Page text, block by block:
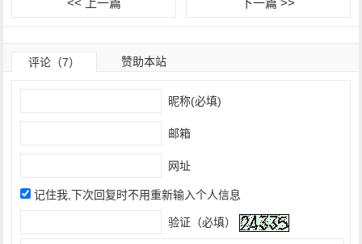
<< 上一篇 下一篇 >>
评论（7） 赞助本站
昵称(必填)
邮箱
网址
记住我,下次回复时不用重新输入个人信息
验证（必填）